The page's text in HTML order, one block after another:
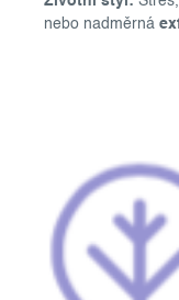
nebo nadměrná